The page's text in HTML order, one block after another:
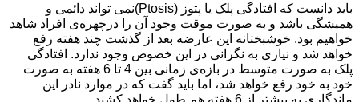
باید دانست که افتادگی پلک یا پتوز (Ptosis)نمی تواند دائمی و
همیشگی باشد و به صورت موقت وجود آن را درچهره‌ی افراد شاهد
خواهیم بود. خوشبختانه این عارضه بعد از گذشت چند هفته رفع
خواهد شد و نیازی به نگرانی در این خصوص وجود ندارد. افتادگی
پلک به صورت متوسط در بازه‌ی زمانی بین 4 تا 6 هفته به صورت
خود به خود رفع خواهد شد، اما باید گفت که در موارد نادر این
ماندگاری به بیشتر از 6 هفته هم طول خواهد کشید.